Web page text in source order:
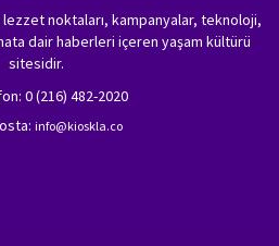
noktaları, kampanyalar, teknoloji,
dair haberleri içeren yaşam kültürü
sitesidir.
0 (216) 482-2020
info@kioskla.co